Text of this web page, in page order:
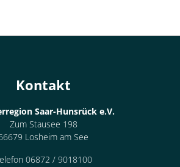
Kontakt
Saar-Hunsrück e.V.
Zum Stausee 198
Losheim am See
06872 / 9018100